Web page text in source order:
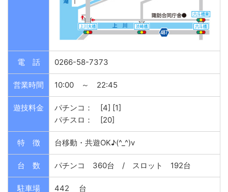
電 話 0266-58-7373
営業時間 10:00 ～ 22:45
遊技料金
パチンコ： [4] [1]
パチスロ： [20]
特 徴 台移動・共遊OK♪(^_^)v
台 数 パチンコ 360台 / スロット 192台
駐車場 442 台